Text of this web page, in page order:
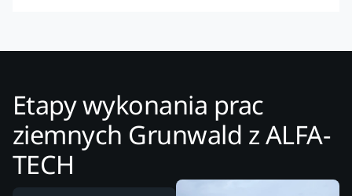
Etapy wykonania prac
ziemnych Grunwald z ALFA-
TECH